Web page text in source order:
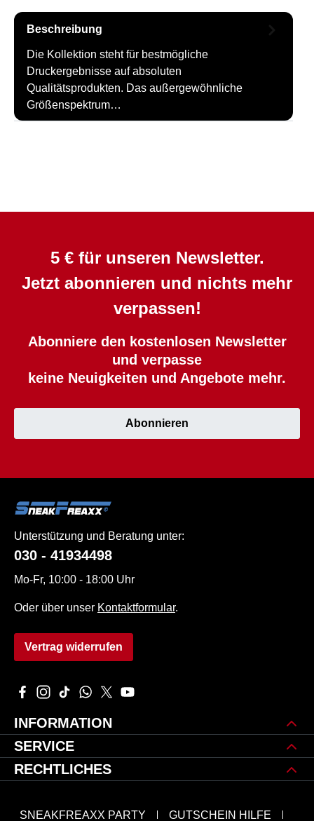
Beschreibung
Die Kollektion steht für bestmögliche
Druckergebnisse auf absoluten
Qualitätsprodukten. Das außergewöhnliche
Größenspektrum…
5 € für unseren Newsletter.
Jetzt abonnieren und nichts mehr
verpassen!
Abonniere den kostenlosen Newsletter
und verpasse
keine Neuigkeiten und Angebote mehr.
Abonnieren
Unterstützung und Beratung unter:
030 - 41934498
Mo-Fr, 10:00 - 18:00 Uhr
Oder über unser Kontaktformular.
Vertrag widerrufen
Besuche uns auf Facebook – öffnet in neuem Tab (externer
Schau auf Instagram vorbei – öffnet in neuem Tab
Sieh dir unsere TikTok-Videos an – öffnet in neuem
Schreib uns auf WhatsApp – öffnet in neuem
Folge uns auf X – öffnet in neuem Tab
Sieh dir unsere Videos auf YouTube
INFORMATION
SERVICE
RECHTLICHES
SNEAKFREAXX PARTY GUTSCHEIN HILFE